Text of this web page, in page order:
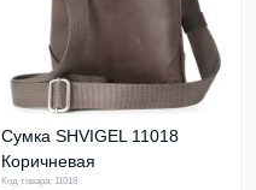
Cумка SHVIGEL 11018
Коричневая
Код товара: 11018